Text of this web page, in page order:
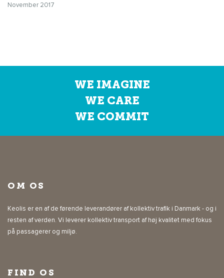
November 2017
WE IMAGINE
WE CARE
WE COMMIT
OM OS
Keolis er en af de førende leverandører af kollektiv trafik i Danmark - og i
resten af verden. Vi leverer kollektiv transport af høj kvalitet med fokus
på passagerer og miljø.
FIND OS